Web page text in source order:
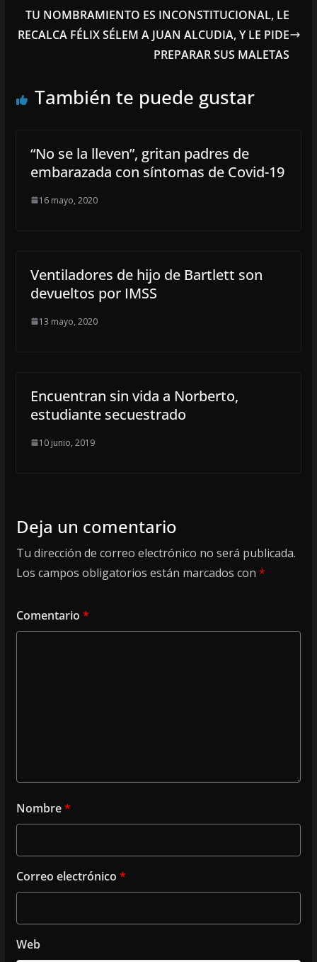
TU NOMBRAMIENTO ES INCONSTITUCIONAL, LE
RECALCA FÉLIX SÉLEM A JUAN ALCUDIA, Y LE PIDE
PREPARAR SUS MALETAS
También te puede gustar
“No se la lleven”, gritan padres de
embarazada con síntomas de Covid-19
16 mayo, 2020
Ventiladores de hijo de Bartlett son
devueltos por IMSS
13 mayo, 2020
Encuentran sin vida a Norberto,
estudiante secuestrado
10 junio, 2019
Deja un comentario
Tu dirección de correo electrónico no será publicada.
Los campos obligatorios están marcados con *
Comentario *
Nombre*
Correo electrónico *
Web